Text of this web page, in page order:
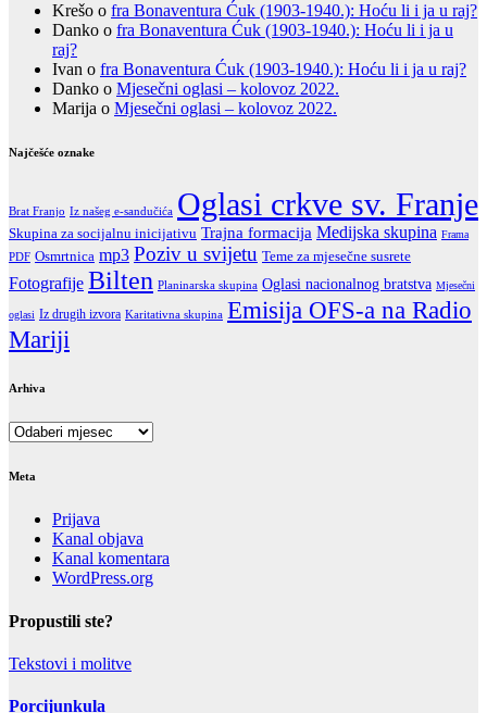
Krešo o fra Bonaventura Ćuk (1903-1940.): Hoću li i ja u raj?
Danko o fra Bonaventura Ćuk (1903-1940.): Hoću li i ja u
raj?
Ivan o fra Bonaventura Ćuk (1903-1940.): Hoću li i ja u raj?
Danko o Mjesečni oglasi – kolovoz 2022.
Marija o Mjesečni oglasi – kolovoz 2022.
Najčešće oznake
Brat Franjo Iz našeg e-sandučića Oglasi crkve sv. Franje
Skupina za socijalnu inicijativu Trajna formacija Medijska skupina Frama
PDF Osmrtnica mp3 Poziv u svijetu Teme za mjesečne susrete
Fotografije Bilten Planinarska skupina Oglasi nacionalnog bratstva Mjesečni
oglasi Iz drugih izvora Karitativna skupina Emisija OFS-a na Radio
Mariji
Arhiva
Arhiva
Meta
Prijava
Kanal objava
Kanal komentara
WordPress.org
Propustili ste?
Tekstovi i molitve
Porcijunkula